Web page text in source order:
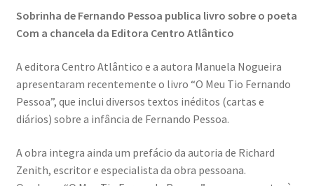
Sobrinha de Fernando Pessoa publica livro sobre o poeta
Com a chancela da Editora Centro Atlântico
A editora Centro Atlântico e a autora Manuela Nogueira
apresentaram recentemente o livro “O Meu Tio Fernando
Pessoa”, que inclui diversos textos inéditos (cartas e
diários) sobre a infância de Fernando Pessoa.
A obra integra ainda um prefácio da autoria de Richard
Zenith, escritor e especialista da obra pessoana.